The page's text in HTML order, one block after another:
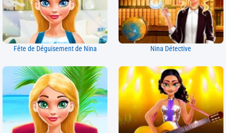
Fête de Déguisement de Nina Nina Détective